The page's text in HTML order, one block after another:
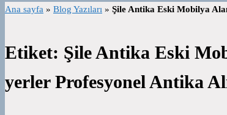
Ana sayfa » Blog Yazıları » Şile Antika Eski Mobilya
Etiket: Şile Antika Eski
yerler Profesyonel Antika